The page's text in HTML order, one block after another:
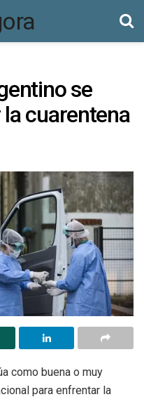
se
cuarentena
como buena o muy
para enfrentar la